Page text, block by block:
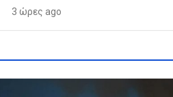
3 ώρες ago